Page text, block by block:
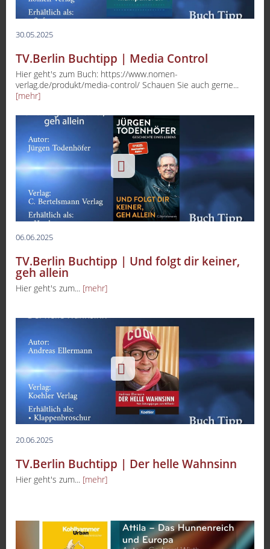
30.05.2025
TV.Berlin Buchtipp | Media Control
Hier geht's zum Buch: https://www.nomen-
verlag.de/produkt/media-control/ Schauen Sie auch gerne...
[mehr]
06.06.2025
TV.Berlin Buchtipp | Und folgt dir keiner,
geh allein
Hier geht's zum... [mehr]
20.06.2025
TV.Berlin Buchtipp | Der helle Wahnsinn
Hier geht's zum... [mehr]